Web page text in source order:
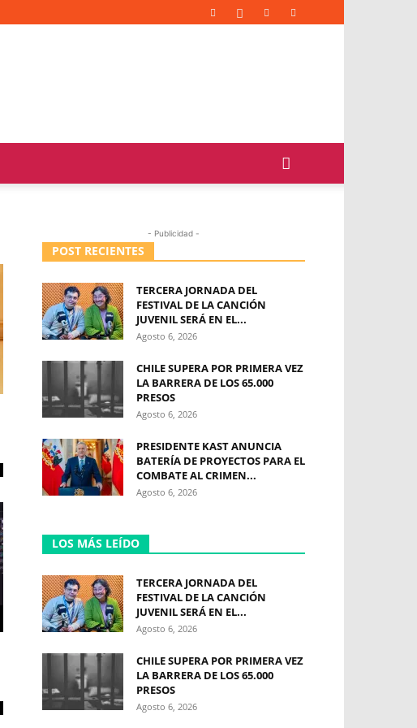
- Publicidad -
POST RECIENTES
TERCERA JORNADA DEL
FESTIVAL DE LA CANCIÓN
JUVENIL SERÁ EN EL...
Agosto 6, 2026
CHILE SUPERA POR PRIMERA VEZ
LA BARRERA DE LOS 65.000
PRESOS
Agosto 6, 2026
PRESIDENTE KAST ANUNCIA
BATERÍA DE PROYECTOS PARA EL
COMBATE AL CRIMEN...
Agosto 6, 2026
LOS MÁS LEÍDO
TERCERA JORNADA DEL
FESTIVAL DE LA CANCIÓN
JUVENIL SERÁ EN EL...
Agosto 6, 2026
CHILE SUPERA POR PRIMERA VEZ
LA BARRERA DE LOS 65.000
PRESOS
Agosto 6, 2026